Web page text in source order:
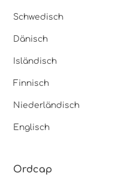
Schwedisch
Dänisch
Isländisch
Finnisch
Niederländisch
Englisch
Ordcap